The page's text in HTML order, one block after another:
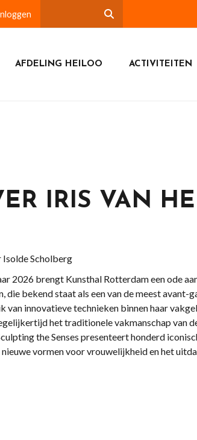
AFDELING HEILOO ACTIVITEITEN
IRIS VAN
Scholberg
2026 brengt Kunsthal Rotterdam een ode
die bekend staat als een van de meest avant-
van innovatieve technieken binnen haar
het traditionele vakmanschap van
the Senses presenteert honderd
vormen voor vrouwelijkheid en het